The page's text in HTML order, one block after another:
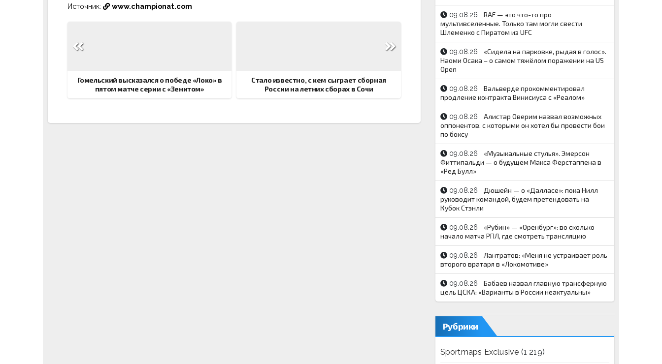
Источник: www.championat.com
по
Гомельский высказался о победе «Локо» в
пятом матче серии с «Зенитом»
Стало известно, с кем сыграет сборная
России на летних сборах в Сочи
09.08.26
RAF — это что-то про
мультивселенные. Только там могли свести
Шлеменко с Пиратом из UFC
09.08.26
«Сидела на парковке, рыдая в голос».
Наоми Осака – о самом тяжёлом поражении на US
Open
09.08.26
Вальверде прокомментировал
продление контракта Винисиуса с «Реалом»
09.08.26
Алистар Оверим назвал возможных
оппонентов, с которыми он хотел бы провести бои
по боксу
09.08.26
«Музыкальные стулья». Эмерсон
Фиттипальди — о будущем Макса Ферстаппена в
«Ред Булл»
09.08.26
Дюшейн — о «Далласе»: пока Нилл
руководит командой, будем претендовать на
Кубок Стэнли
09.08.26
«Рубин» — «Оренбург»: во сколько
начало матча РПЛ, где смотреть трансляцию
09.08.26
Лантратов: «Меня не устраивает роль
второго вратаря в «Локомотиве»
09.08.26
Бабаев назвал главную трансферную
цель ЦСКА: «Варианты в России неактуальны»
Рубрики
Sportmaps Exclusive (1 219)